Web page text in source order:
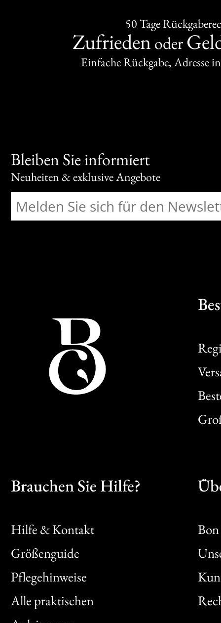
50 Tage
Zufrieden oder
Einfache Rückgabe, Adresse
Bleiben Sie informiert
Neuheiten & exklusive Angebote
Brauchen Sie Hilfe?
Hilfe & Kontakt
Größenguide
Pflegehinweise
Alle praktischen
Bon
Clic